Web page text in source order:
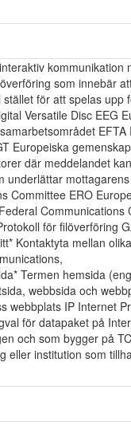
kommunikation
som innebär
för att spelas upp
Versatile Disc EEG
EFTA
Europeiska
där meddelandet
underlättar
Committee ERO
Communications
för filöverföring
Kontaktyta mellan
Termen hemsida
webbsida och
webbplats IP Internet
för datapaket på
och som bygger på
eller institution som